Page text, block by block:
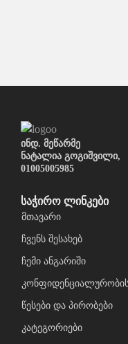
ინდ. მეწარმე
ნატალია გოგიშვილი,
01005005985
საჭირო ლინკები
მთავარი
ჩვენს შესახებ
ჩემი ანგარიში
წესები და პირობები
კატეგორიები